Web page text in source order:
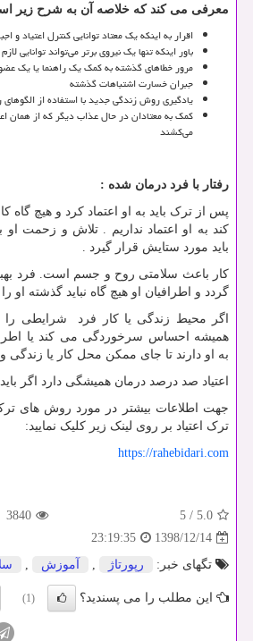
معرفی می کند که خلاصه آن به شرح زیر
اقرار به اینکه یک معتاد توانایی کنترل اعتیاد و
باور اینکه تنها یک نیروی برتر می‌تواند توانایی
مرور خطاهای گذشته به کمک یک راهنما یا یک عضو
جبران خسارت اشتباهات گذشته
یادگیری روش زندگی جدید با استفاده از
کمک به معتادان در حال عذاب دیگر که از همان
می‌کشند
رفتار با فرد درمان شده :
پس از ترک باید به او اعتماد کرد و هیچ
کند به او اعتماد نداریم . تلاش و زحمت او
باید مورد ستایش قرار گیرد .
کار باعث سلامتی روح و جسم است. فرد
گردد و اطرافیان او هیچ گاه نباید گذشته او را
اگر محیط زندگی یا کار فرد شرایطی
همیشه احساس سرخوردگی می کند یا
به او دارند تا جای ممکن محل کار یا زندگی
اعتیاد صد درصد درمان همیشگی دارد اگر باید
جهت اطلاعات بیشتر در مورد روش های
ترک اعتیاد بر روی لینک زیر کلیک نمایید:
https://rahebidari.com
5.0
/
5
3840
1398/12/14
23:19:35
تگهای خبر:
رپورتاژ , آموزش ,
این مطلب را می پسندید؟ (1)